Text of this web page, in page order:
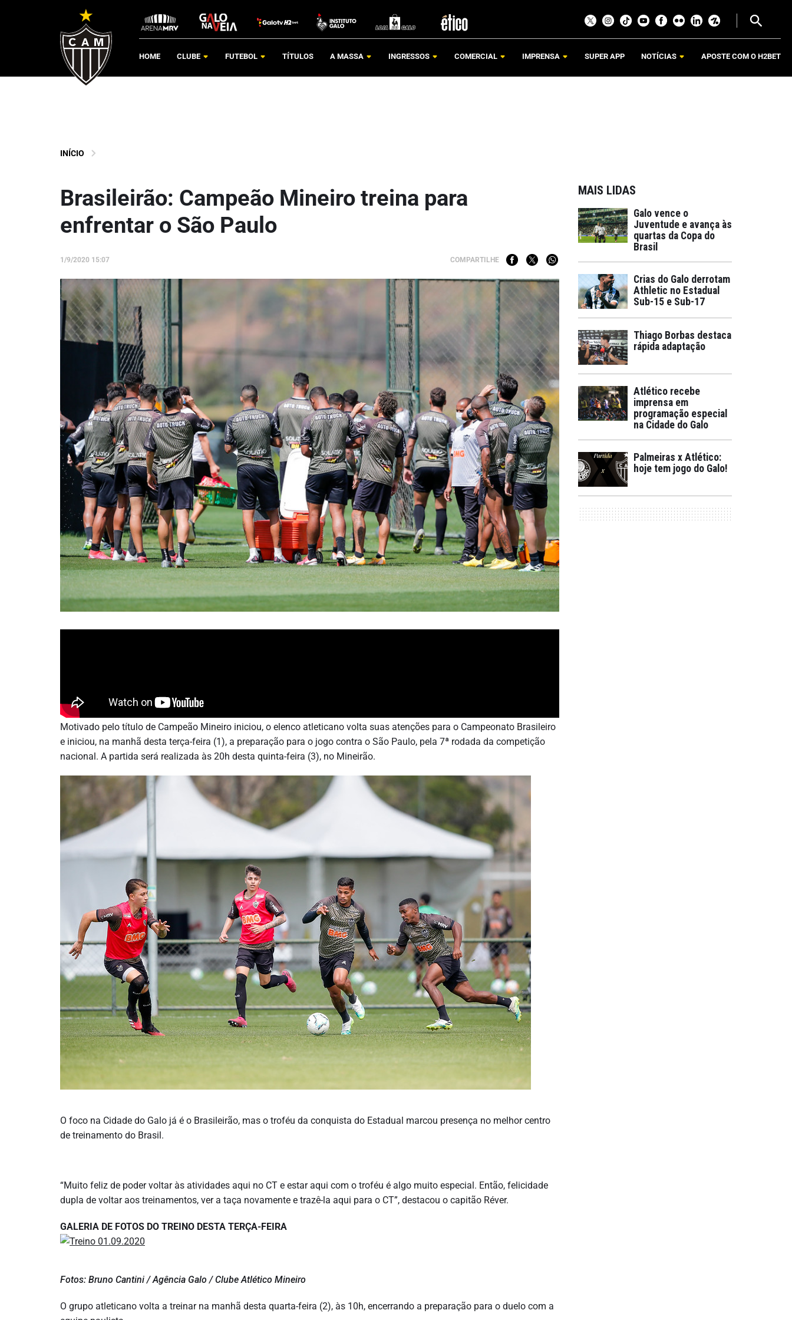
HOME CLUBE FUTEBOL TÍTULOS A MASSA INGRESSOS COMERCIAL IMPRENSA SUPER APP NOTÍCIAS APOSTE COM O H2BET
INÍCIO
Brasileirão: Campeão Mineiro treina para
enfrentar o São Paulo
1/9/2020 15:07 COMPARTILHE
Motivado pelo título de Campeão Mineiro iniciou, o elenco atleticano volta suas atenções para o Campeonato Brasileiro
e iniciou, na manhã desta terça-feira (1), a preparação para o jogo contra o São Paulo, pela 7ª rodada da competição
nacional. A partida será realizada às 20h desta quinta-feira (3), no Mineirão.
O foco na Cidade do Galo já é o Brasileirão, mas o troféu da conquista do Estadual marcou presença no melhor centro
de treinamento do Brasil.
“Muito feliz de poder voltar às atividades aqui no CT e estar aqui com o troféu é algo muito especial. Então, felicidade
dupla de voltar aos treinamentos, ver a taça novamente e trazê-la aqui para o CT”, destacou o capitão Réver.
GALERIA DE FOTOS DO TREINO DESTA TERÇA-FEIRA
Fotos: Bruno Cantini / Agência Galo / Clube Atlético Mineiro
O grupo atleticano volta a treinar na manhã desta quarta-feira (2), às 10h, encerrando a preparação para o duelo com a
MAIS LIDAS
Galo vence o
Juventude e avança às
quartas da Copa do
Brasil
Crias do Galo derrotam
Athletic no Estadual
Sub-15 e Sub-17
Thiago Borbas destaca
rápida adaptação
Atlético recebe
imprensa em
programação especial
na Cidade do Galo
Palmeiras x Atlético:
hoje tem jogo do Galo!